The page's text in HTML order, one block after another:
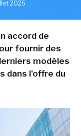
2026
accord de
fournir des
modèles
dans l'offre du